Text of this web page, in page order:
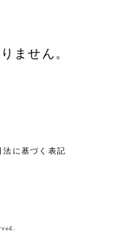
ません。
法に基づく表記